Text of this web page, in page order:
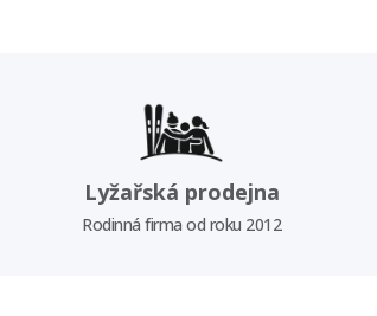
Lyžařská prodejna
Rodinná firma od roku 2012